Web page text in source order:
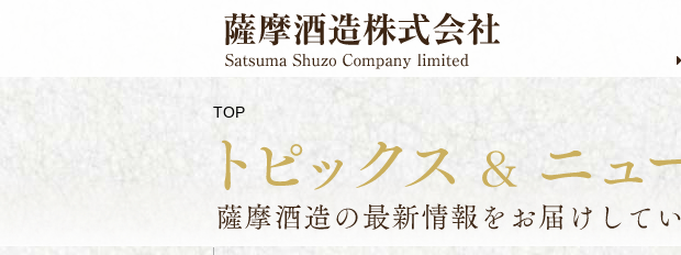
TOP